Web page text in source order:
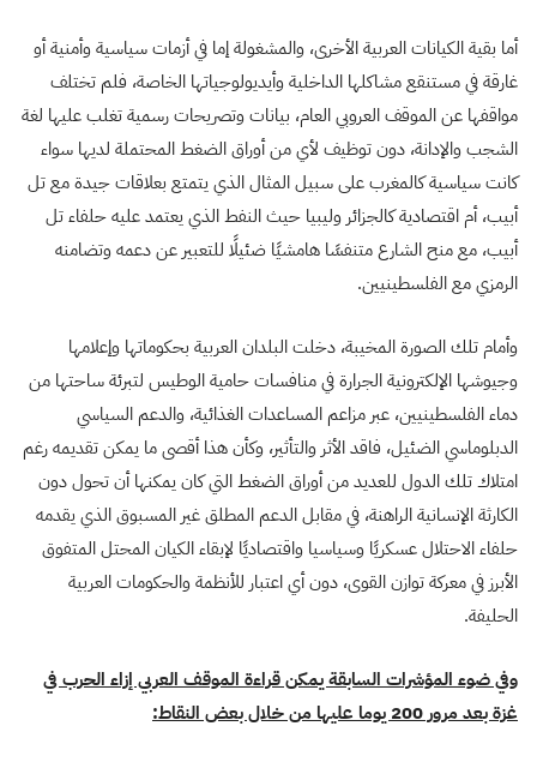
أما بقية الكيانات العربية الأخرى، والمشغولة إما في أزمات سياسية وأمنية أو
غارقة في مستنقع مشاكلها الداخلية وأيديولوجياتها الخاصة، فلم تختلف
مواقفها عن الموقف العروبي العام، بيانات وتصريحات رسمية تغلب عليها لغة
الشجب والإدانة، دون توظيف لأي من أوراق الضغط المحتملة لديها سواء
كانت سياسية كالمغرب على سبيل المثال الذي يتمتع بعلاقات جيدة مع تل
أبيب، أم اقتصادية كالجزائر وليبيا حيث النفط الذي يعتمد عليه حلفاء تل
أبيب، مع منح الشارع متنفسًا هامشيًا ضئيلًا للتعبير عن دعمه وتضامنه
الرمزي مع الفلسطينيين.
وأمام تلك الصورة المخيبة، دخلت البلدان العربية بحكوماتها وإعلامها
وجيوشها الإلكترونية الجرارة في منافسات حامية الوطيس لتبرئة ساحتها من
دماء الفلسطينيين، عبر مزاعم المساعدات الغذائية، والدعم السياسي
الدبلوماسي الضئيل، فاقد الأثر والتأثير، وكأن هذا أقصى ما يمكن تقديمه رغم
امتلاك تلك الدول للعديد من أوراق الضغط التي كان يمكنها أن تحول دون
الكارثة الإنسانية الراهنة، في مقابل الدعم المطلق غير المسبوق الذي يقدمه
حلفاء الاحتلال عسكريًا وسياسيا واقتصاديًا لإبقاء الكيان المحتل المتفوق
الأبرز في معركة توازن القوى، دون أي اعتبار للأنظمة والحكومات العربية
الحليفة.
وفي ضوء المؤشرات السابقة يمكن قراءة الموقف العربي إزاء الحرب في
غزة بعد مرور 200 يوما عليها من خلال بعض النقاط: